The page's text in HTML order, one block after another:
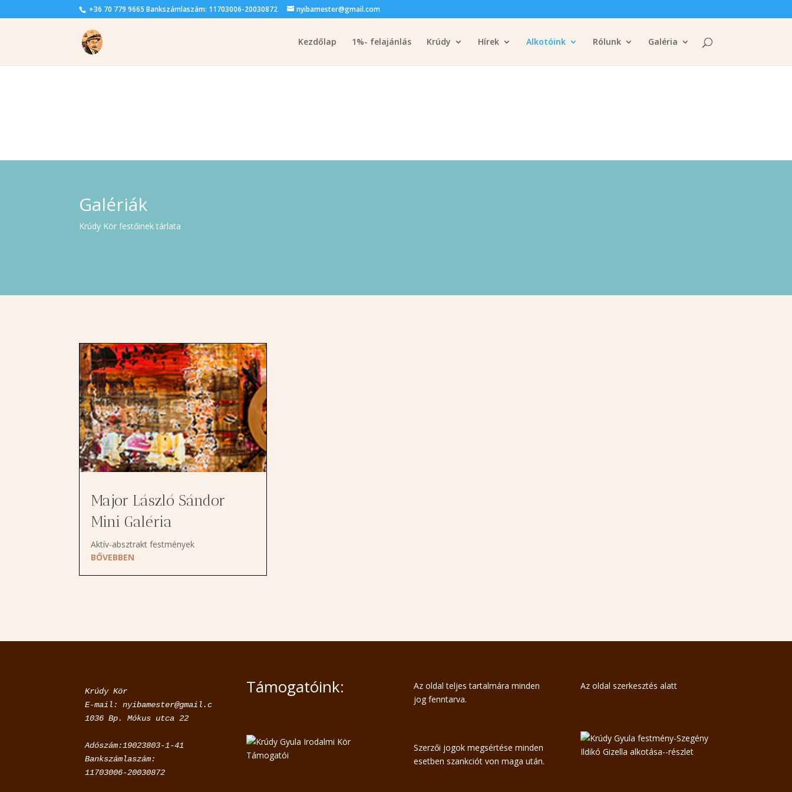
+36 70 779 9665 Bankszámlaszám: 11703006-20030872 nyibamester@gmail.com
Kezdőlap 1%- felajánlás Krúdy Hírek Alkotóink Rólunk Galéria
Galériák
Krúdy Kör festőinek tárlata
Major László Sándor
Mini Galéria
Aktív-absztrakt festmények
BŐVEBBEN
Krúdy Kör
E-mail: nyibamester@gmail.com
Adószám:19023803-1-41
Bankszámlaszám:
11703006-20030872
Támogatóink:
Az oldal teljes tartalmára minden
jog fenntarva.
Szerzői jogok megsértése minden
esetben szankciót von maga után.
Az oldal szerkesztés alatt